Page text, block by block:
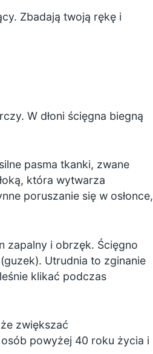
Zbadają twoją rękę i
W dłoni ścięgna biegną
pasma tkanki, zwane
która wytwarza
poruszanie się w osłonce,
zapalny i obrzęk. Ścięgno
Utrudnia to zginanie
klikać podczas
zwiększać
powyżej 40 roku życia i